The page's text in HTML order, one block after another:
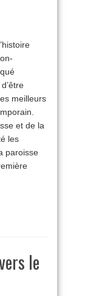
meilleurs
et de la
les
paroisse
le